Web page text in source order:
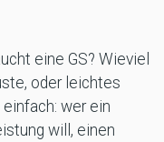
eine GS? Wieviel
oder leichtes
wer ein
will, einen